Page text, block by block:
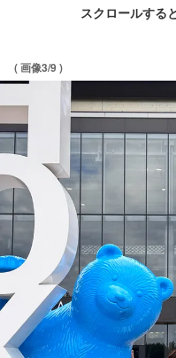
スクロールする
( 画像3/9 )